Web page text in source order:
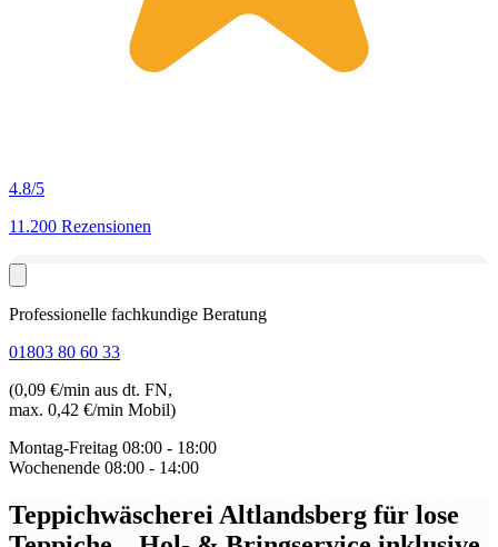
4.8/5
11.200 Rezensionen
Professionelle fachkundige Beratung
01803 80 60 33
(0,09 €/min aus dt. FN,
max. 0,42 €/min Mobil)
Montag-Freitag 08:00 - 18:00
Wochenende 08:00 - 14:00
Teppichwäscherei Altlandsberg für lose